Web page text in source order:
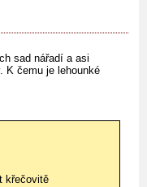
sad nářadí a asi
K čemu je lehounké
křečovitě